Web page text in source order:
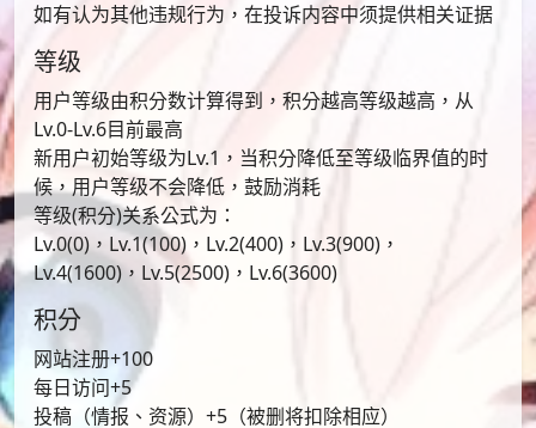
如有认为其他违规行为，在投诉内容中须提供相关证据
等级
用户等级由积分数计算得到，积分越高等级越高，从
Lv.0-Lv.6目前最高
新用户初始等级为Lv.1，当积分降低至等级临界值的时
候，用户等级不会降低，鼓励消耗
等级(积分)关系公式为：
Lv.0(0)，Lv.1(100)，Lv.2(400)，Lv.3(900)，
Lv.4(1600)，Lv.5(2500)，Lv.6(3600)
积分
网站注册+100
每日访问+5
投稿（情报、资源）+5（被删将扣除相应）